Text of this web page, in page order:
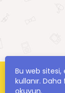
Bu web
kullanır.
okuyun.